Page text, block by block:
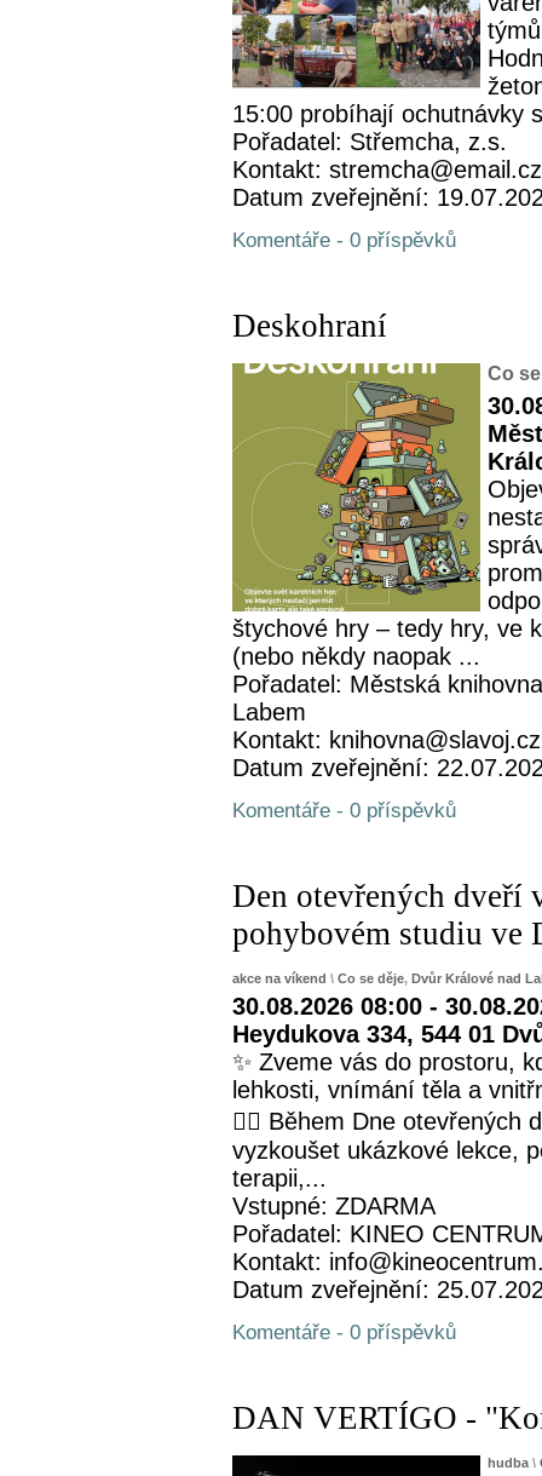
15:00 probíhají ochutnávky
Pořadatel: Střemcha, z.s.
Kontakt: stremcha@email.cz
Datum zveřejnění:
Komentáře - 0 příspěvků
Deskohraní
Co
štychové hry – tedy hry, ve
(nebo někdy naopak ...
Pořadatel: Městská
Labem
Kontakt: knihovna@slavoj.cz
Datum zveřejnění:
Komentáře - 0 příspěvků
Den otevřených dveří
pohybovém studiu ve
akce na víkend \ Co se děje, Dvůr Králové nad
30.08.2026 08:00 -
Heydukova 334, 544 01
✨ Zveme vás do prostoru,
lehkosti, vnímání těla a
🧘‍♀️ Během Dne otevřených
vyzkoušet ukázkové lekce,
terapii,...
Vstupné: ZDARMA
Pořadatel: KINEO
Kontakt:
Datum zveřejnění:
Komentáře - 0 příspěvků
DAN VERTÍGO -
hudba \